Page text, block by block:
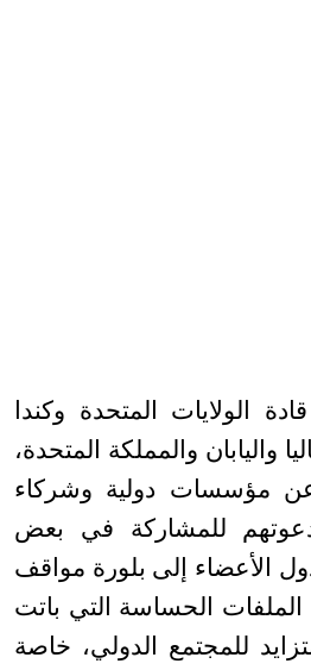
الولايات المتحدة وكندا
واليابان والمملكة المتحدة،
مؤسسات دولية وشركاء
دعوتهم للمشاركة في بعض
الأعضاء إلى بلورة مواقف
الحساسة التي باتت
للمجتمع الدولي، خاصة